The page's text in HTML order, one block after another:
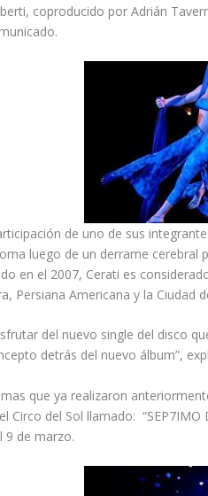
coproducido por Adrián
de uno de sus
luego de un derrame
en el 2007, Cerati es
Persiana Americana y la Ciudad
del nuevo single del disco
detrás del nuevo álbum”,
que ya realizaron
Circo del Sol llamado:
9 de marzo.